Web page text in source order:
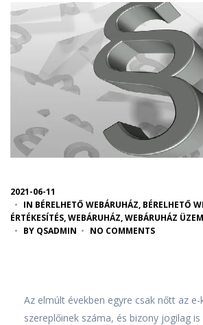
2021-06-11
IN BÉRELHETŐ WEBÁRUHÁZ, BÉRELHETŐ
ÉRTÉKESÍTÉS,WEBÁRUHÁZ,WEBÁRUHÁZ
BY QSADMIN NO COMMENTS
Az elmúlt években egyre csak nőtt az
szereplőinek száma, és bizony jogilag